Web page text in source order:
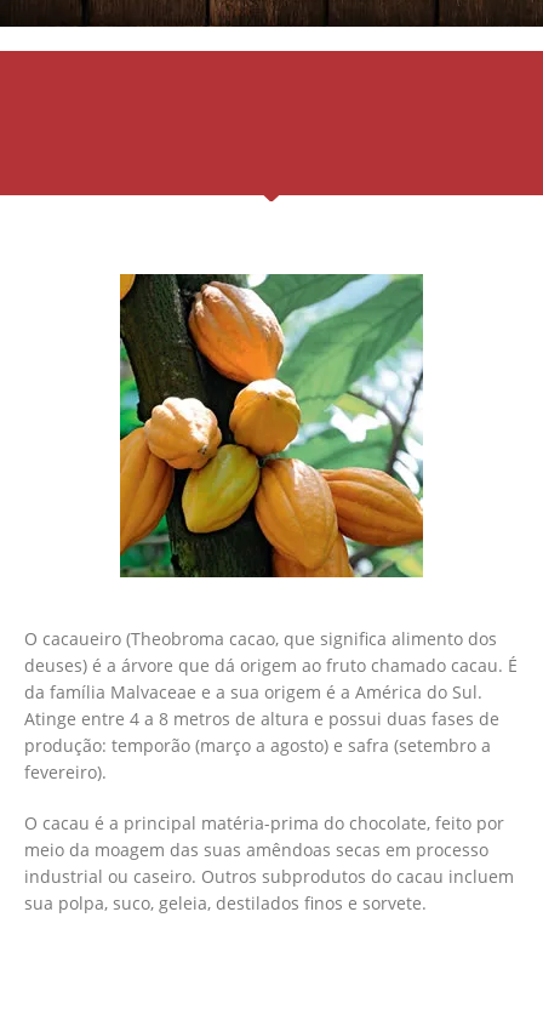
O cacaueiro (Theobroma cacao, que significa alimento dos
deuses) é a árvore que dá origem ao fruto chamado cacau. É
da família Malvaceae e a sua origem é a América do Sul.
Atinge entre 4 a 8 metros de altura e possui duas fases de
produção: temporão (março a agosto) e safra (setembro a
fevereiro).
O cacau é a principal matéria-prima do chocolate, feito por
meio da moagem das suas amêndoas secas em processo
industrial ou caseiro. Outros subprodutos do cacau incluem
sua polpa, suco, geleia, destilados finos e sorvete.